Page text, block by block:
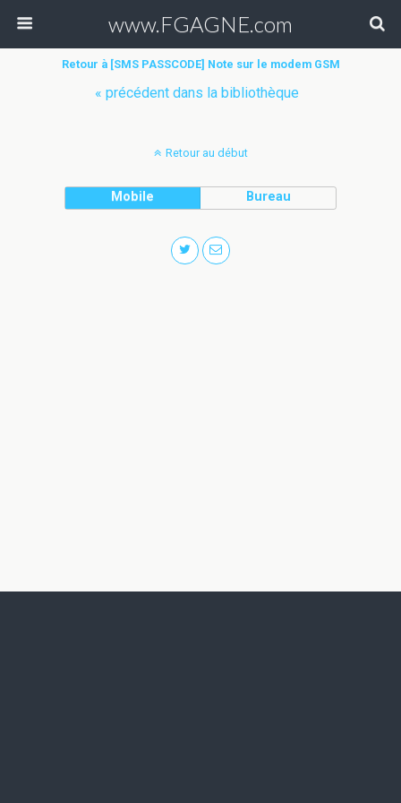
www.FGAGNE.com
Retour à [SMS PASSCODE] Note sur le modem GSM
« précédent dans la bibliothèque
Retour au début
Mobile Bureau